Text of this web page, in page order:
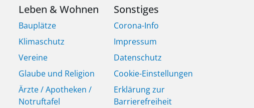
Leben & Wohnen
Bauplätze
Klimaschutz
Vereine
Glaube und Religion
Ärzte / Apotheken /
Notruftafel
Sonstiges
Corona-Info
Impressum
Datenschutz
Cookie-Einstellungen
Erklärung zur
Barrierefreiheit